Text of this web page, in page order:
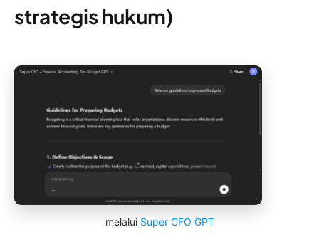
strategis hukum)
melalui Super CFO GPT